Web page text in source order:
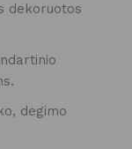
dekoruotos
degimo